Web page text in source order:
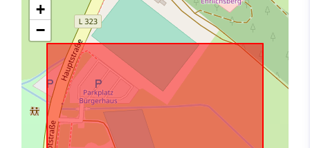
+
−